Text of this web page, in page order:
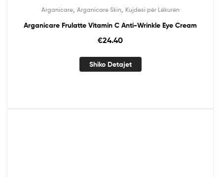
Arganicare, Arganicare Skin Kujdesi për Lëkurën
Arganicare Frulatte Vitamin C Anti-Wrinkle Eye Cream
€24.40
Shiko Detajet